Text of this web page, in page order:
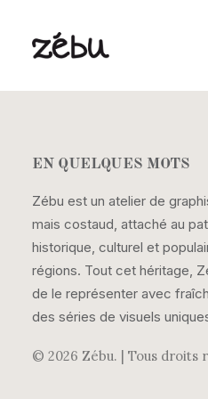
EN QUELQUES MOTS
Zébu est un atelier de
mais costaud, attaché au
historique, culturel et
régions. Tout cet héritage,
de le représenter avec
des séries de visuels
© 2026 Zébu. | Tous droits